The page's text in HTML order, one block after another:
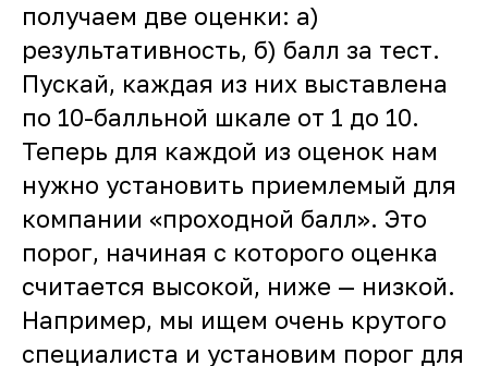
получаем две оценки: а)
результативность, б) балл за тест.
Пускай, каждая из них выставлена
по 10-балльной шкале от 1 до 10.
Теперь для каждой из оценок нам
нужно установить приемлемый для
компании «проходной балл». Это
порог, начиная с которого оценка
считается высокой, ниже — низкой.
Например, мы ищем очень крутого
специалиста и установим порог для